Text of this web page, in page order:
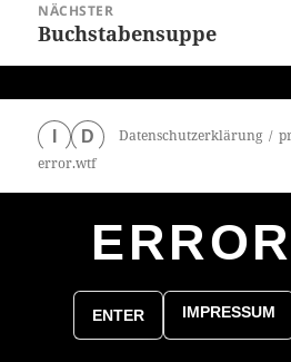
NÄCHSTER
Nächster
Beitrag:
Buchstabensuppe
D Datenschutzerklärung
error.wtf
ENTER IMPRESSUM